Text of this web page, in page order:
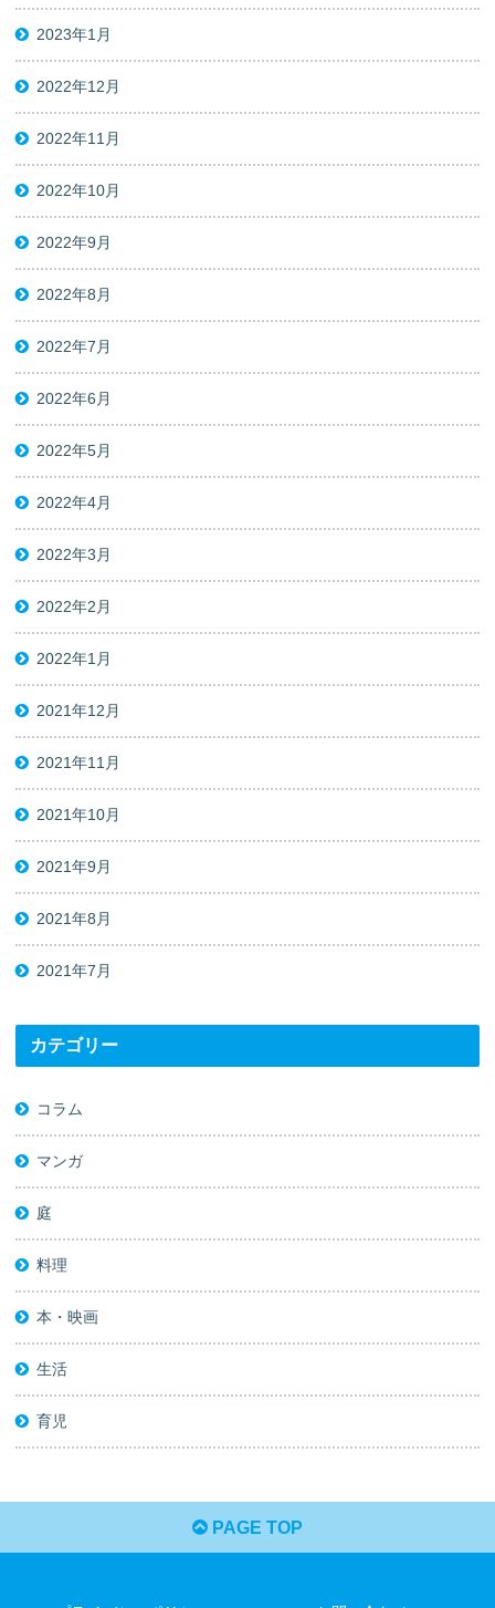
2023年1月
2022年12月
2022年11月
2022年10月
2022年9月
2022年8月
2022年7月
2022年6月
2022年5月
2022年4月
2022年3月
2022年2月
2022年1月
2021年12月
2021年11月
2021年10月
2021年9月
2021年8月
2021年7月
カテゴリー
コラム
マンガ
庭
料理
本・映画
生活
育児
PAGE TOP